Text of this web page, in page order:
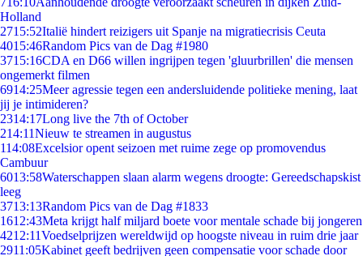
Holland
2715:52Italië hindert reizigers uit Spanje na migratiecrisis Ceuta
4015:46Random Pics van de Dag #1980
3715:16CDA en D66 willen ingrijpen tegen 'gluurbrillen' die mensen
ongemerkt filmen
6914:25Meer agressie tegen een andersluidende politieke mening, laat
jij je intimideren?
2314:17Long live the 7th of October
214:11Nieuw te streamen in augustus
114:08Excelsior opent seizoen met ruime zege op promovendus
Cambuur
6013:58Waterschappen slaan alarm wegens droogte: Gereedschapskist
leeg
3713:13Random Pics van de Dag #1833
1612:43Meta krijgt half miljard boete voor mentale schade bij jongeren
4212:11Voedselprijzen wereldwijd op hoogste niveau in ruim drie jaar
2911:05Kabinet geeft bedrijven geen compensatie voor schade door